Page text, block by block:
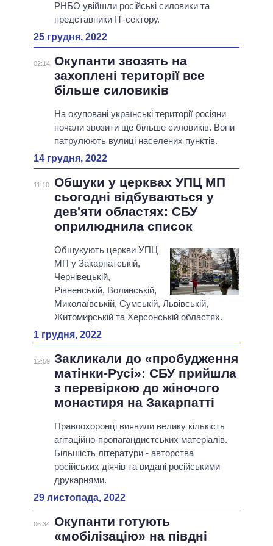
РНБО увійшли російські силовики та
представники ІТ-сектору.
25 грудня, 2022
02:14 Окупанти звозять на
захоплені території все
більше силовиків
На окуповані українські території росіяни
почали звозити ще більше силовиків. Вони
патрулюють вулиці населених пунктів.
14 грудня, 2022
11:10
Обшуки у церквах УПЦ МП
сьогодні відбуваються у
дев'яти областях: СБУ
оприлюднила список
Обшукують церкви УПЦ
МП у Закарпатській,
Чернівецькій,
Рівненській, Волинській,
Миколаївській, Сумській, Львівській,
Житомирській та Херсонській областях.
1 грудня, 2022
12:59 Закликали до «пробудження
матінки-Русі»: СБУ прийшла
з перевіркою до жіночого
монастиря на Закарпатті
Правоохоронці виявили велику кількість
агітаційно-пропагандистських матеріалів.
Більшість літератури - авторства
російських діячів та видані російськими
друкарнями.
29 листопада, 2022
06:34 Окупанти готують
«мобілізацію» на півдні